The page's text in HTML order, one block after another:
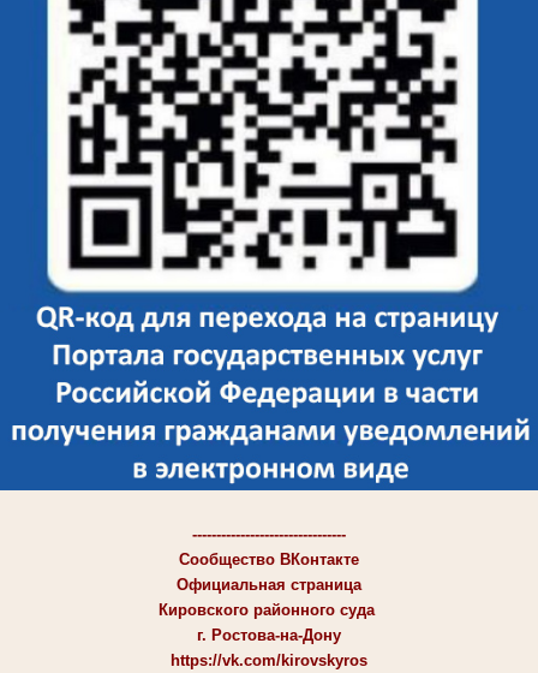
--------------------------------
Сообщество ВКонтакте
Официальная страница
Кировского районного суда
г. Ростова-на-Дону
https://vk.com/kirovskyros